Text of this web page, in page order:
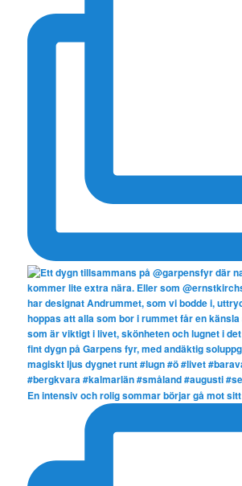
En intensiv och rolig sommar börjar gå mot sitt